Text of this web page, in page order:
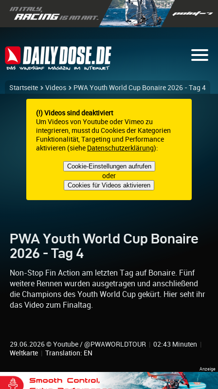
Startseite Videos PWA Youth World Cup Bonaire 2026 - Tag 4
(!) Videos sind deaktiviert
Um Videos von Youtube oder Vimeo zu
integrieren, musst du Cookies der Kategorien
Funktionalität, Targeting und Performance
aktivieren (siehe Datenschutzerklärung):
Cookie-Einstellungen aufrufen
oder
Cookies für Videos aktivieren
PWA Youth World Cup Bonaire
2026 - Tag 4
Non-Stop Fin Action am letzten Tag auf Bonaire. Fünf
weitere Rennen wurden ausgetragen und anschließend
die Champions des Youth World Cup gekürt. Hier seht ihr
das Video zum Finaltag.
29.06.2026 © Youtube / @PWAWORLDTOUR | 02:43 Minuten |
Weltkarte | Translation: EN